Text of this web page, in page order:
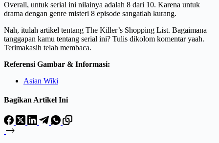
Overall, untuk serial ini nilainya adalah 8 dari 10. Karena untuk
drama dengan genre misteri 8 episode sangatlah kurang.
Nah, itulah artikel tentang The Killer’s Shopping List. Bagaimana
tanggapan kamu tentang serial ini? Tulis dikolom komentar yaah.
Terimakasih telah membaca.
Referensi Gambar & Informasi:
Asian Wiki
Bagikan Artikel Ini